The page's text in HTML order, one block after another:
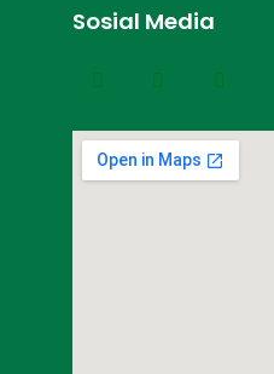
Sosial Media